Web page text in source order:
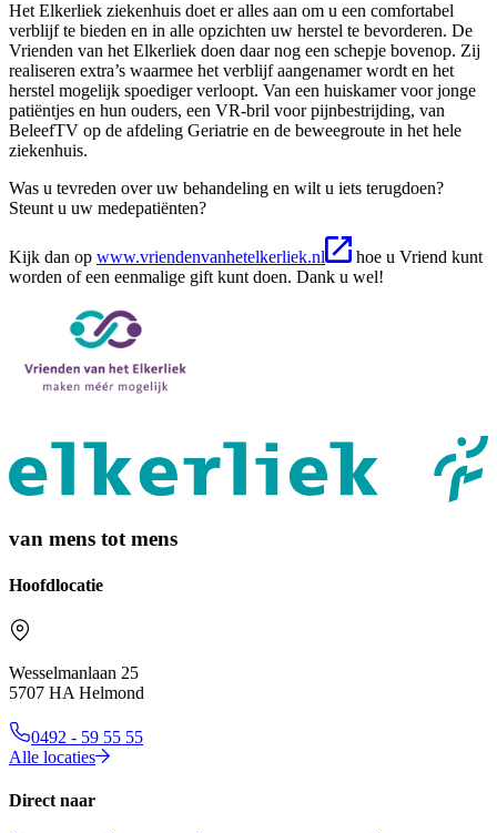
Het Elkerliek ziekenhuis doet er alles aan om u een comfortabel
verblijf te bieden en in alle opzichten uw herstel te bevorderen. De
Vrienden van het Elkerliek doen daar nog een schepje bovenop. Zij
realiseren extra’s waarmee het verblijf aangenamer wordt en het
herstel mogelijk spoediger verloopt. Van een huiskamer voor jonge
patiëntjes en hun ouders, een VR-bril voor pijnbestrijding, van
BeleefTV op de afdeling Geriatrie en de beweegroute in het hele
ziekenhuis.
Was u tevreden over uw behandeling en wilt u iets terugdoen?
Steunt u uw medepatiënten?
Kijk dan op www.vriendenvanhetelkerliek.nl
hoe u Vriend kunt
worden of een eenmalige gift kunt doen. Dank u wel!
van mens tot mens
Hoofdlocatie
Wesselmanlaan 25
5707 HA Helmond
0492 - 59 55 55
Alle locaties
Direct naar